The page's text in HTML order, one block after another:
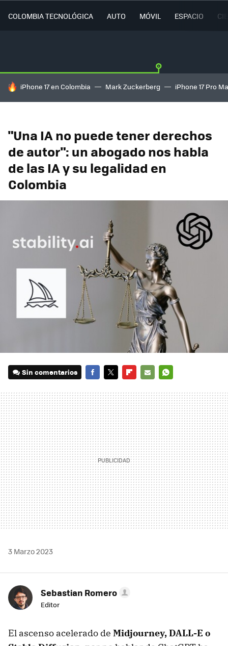
COLOMBIA TECNOLÓGICA AUTO MÓVIL ESPACIO
HOY SE HABLA DE
iPhone 17 en Colombia Mark Zuckerberg iPhone 17 Pro
"Una IA no puede tener derechos
de autor": un abogado nos habla
de las IA y su legalidad en
Colombia
Sin comentarios
MAIL
3 Marzo 2023
Sebastian Romero
Editor
El ascenso acelerado de Midjourney, DALL-E o